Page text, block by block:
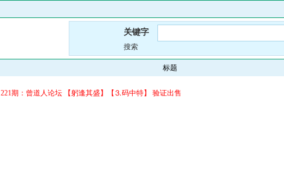
关键字
搜索
标题
221期：曾道人论坛 【躬逢其盛】【⒊码中特】 验证出售